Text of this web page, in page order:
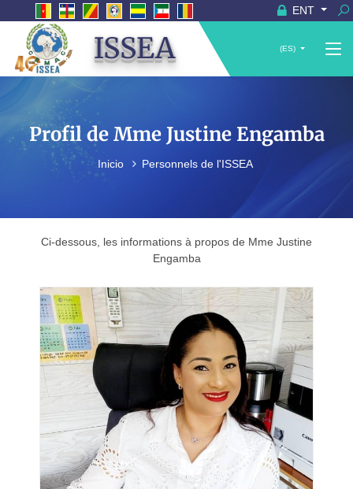
ENT
ISSEA (ES)
Profil de Mme Justine Engamba
Inicio Personnels de l'ISSEA
Ci-dessous, les informations à propos de Mme Justine
Engamba